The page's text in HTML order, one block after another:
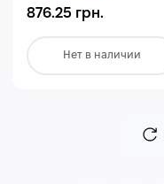
876.25 грн.
Нет в наличии